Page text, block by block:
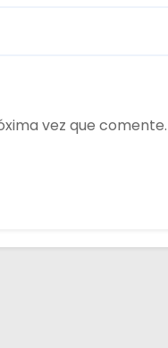
vez que comente.